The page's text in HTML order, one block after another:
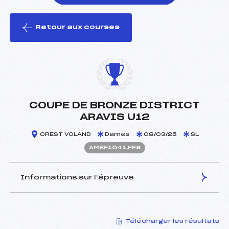
le ski
Retour aux courses
COUPE DE BRONZE DISTRICT
ARAVIS U12
CREST VOLAND Dames 08/03/25 SL
AMBF1041.FFS
Informations sur l’épreuve
FONTAINE HERVÉ (MB)
Télécharger les résultats